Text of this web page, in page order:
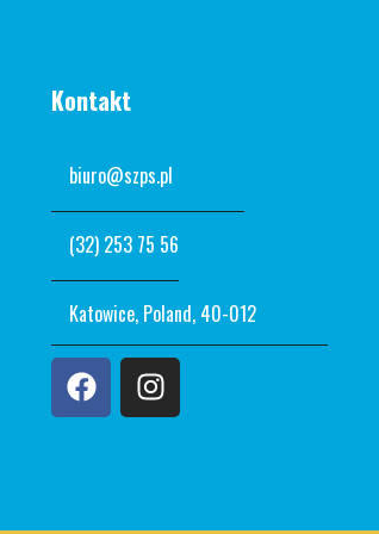
Kontakt
biuro@szps.pl
(32) 253 75 56
Katowice, Poland, 40-012